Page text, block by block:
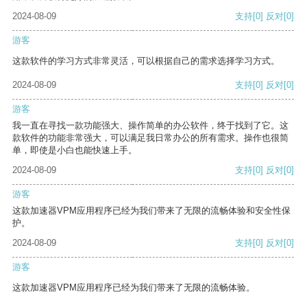
2024-08-09
支持[0] 反对[0]
游客
这款软件的学习方式非常灵活，可以根据自己的需求选择学习方式。
2024-08-09 支持[0] 反对[0]
游客
我一直在寻找一款功能强大、操作简单的办公软件，终于找到了它。这
款软件的功能非常强大，可以满足我日常办公的所有需求。操作也很简
单，即使是小白也能快速上手。
2024-08-09
支持[0] 反对[0]
游客
这款加速器VPM应用程序已经为我们带来了无限的流畅体验和安全性保
护。
2024-08-09
支持[0] 反对[0]
游客
这款加速器VPM应用程序已经为我们带来了无限的流畅体验。